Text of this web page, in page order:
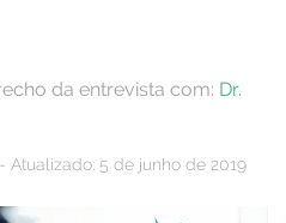
da entrevista com: Dr.
5 de junho de 2019